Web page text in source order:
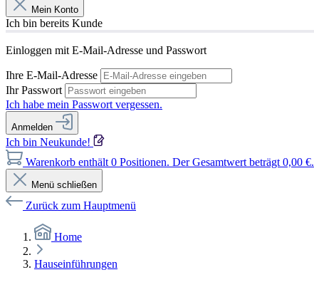
Mein Konto
Ich bin bereits Kunde
Einloggen mit E-Mail-Adresse und Passwort
Ihre E-Mail-Adresse
Ihr Passwort
Ich habe mein Passwort vergessen.
Anmelden
Ich bin Neukunde!
Warenkorb enthält 0 Positionen. Der Gesamtwert beträgt 0,00 €.
Menü schließen
Zurück zum Hauptmenü
Home
Hauseinführungen